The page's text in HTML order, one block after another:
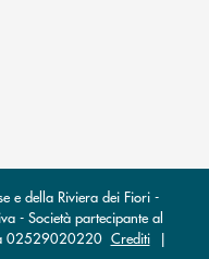
l’app di posta elettronica)
di posta elettronica)
e della Riviera dei Fiori -
- Società partecipante al
02529020220 Crediti|